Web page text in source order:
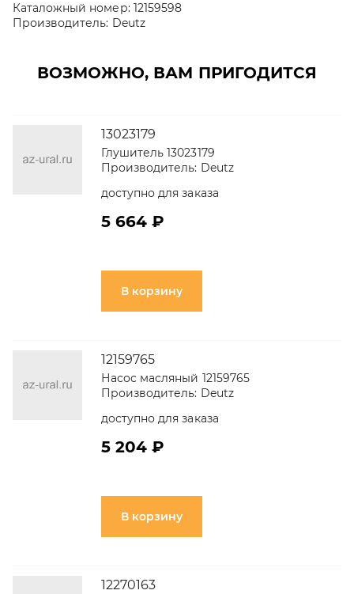
Каталожный номер: 12159598
Производитель: Deutz
ВОЗМОЖНО, ВАМ ПРИГОДИТСЯ
13023179
Глушитель 13023179
Производитель: Deutz
доступно для заказа
5 664 ₽
В корзину
12159765
Насос масляный 12159765
Производитель: Deutz
доступно для заказа
5 204 ₽
В корзину
12270163